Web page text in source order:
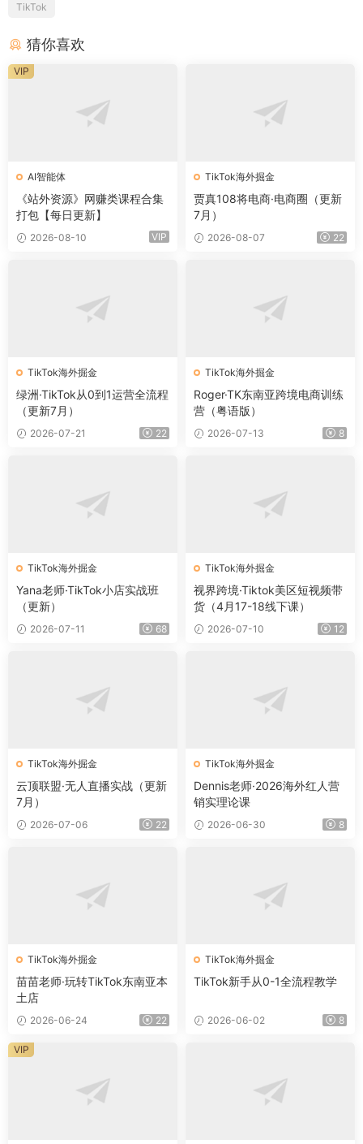
TikTok
猜你喜欢
AI智能体
《站外资源》网赚类课程合集
打包【每日更新】
2026-08-10 VIP
VIP
TikTok海外掘金
贾真108将电商·电商圈（更新
7月）
2026-08-07 22
TikTok海外掘金
绿洲·TikTok从0到1运营全流程
（更新7月）
2026-07-21 22
TikTok海外掘金
Roger·TK东南亚跨境电商训练
营（粤语版）
2026-07-13 8
TikTok海外掘金
Yana老师·TikTok小店实战班
（更新）
2026-07-11 68
TikTok海外掘金
视界跨境·Tiktok美区短视频带
货（4月17-18线下课）
2026-07-10 12
TikTok海外掘金
云顶联盟·无人直播实战（更新
7月）
2026-07-06 22
TikTok海外掘金
Dennis老师·2026海外红人营
销实理论课
2026-06-30 8
TikTok海外掘金
苗苗老师·玩转TikTok东南亚本
土店
2026-06-24 22
TikTok海外掘金
TikTok新手从0-1全流程教学
2026-06-02 8
VIP